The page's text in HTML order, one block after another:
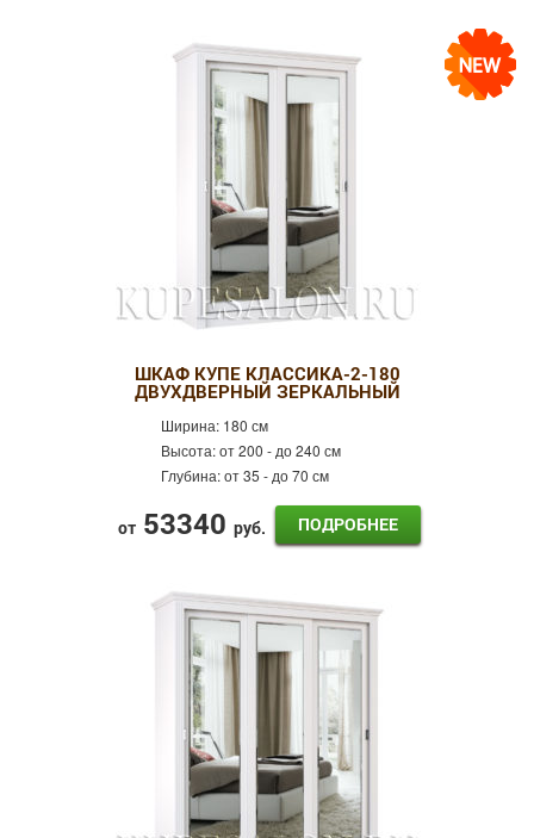
ШКАФ КУПЕ КЛАССИКА-2-180
ДВУХДВЕРНЫЙ ЗЕРКАЛЬНЫЙ
Ширина: 180 см
Высота:от 200 - до 240 см
Глубина:от 35 - до 70 см
от 53340 руб. ПОДРОБНЕЕ